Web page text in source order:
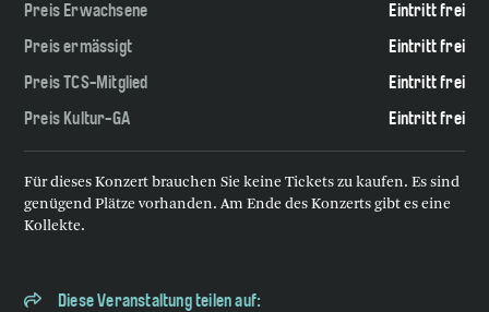
Preis Erwachsene
Eintritt frei
Preis ermässigt Eintritt frei
Preis TCS-Mitglied Eintritt frei
Preis Kultur-GA Eintritt frei
Für dieses Konzert brauchen Sie keine Tickets zu kaufen. Es sind
genügend Plätze vorhanden. Am Ende des Konzerts gibt es eine
Kollekte.
Diese Veranstaltung teilen auf: